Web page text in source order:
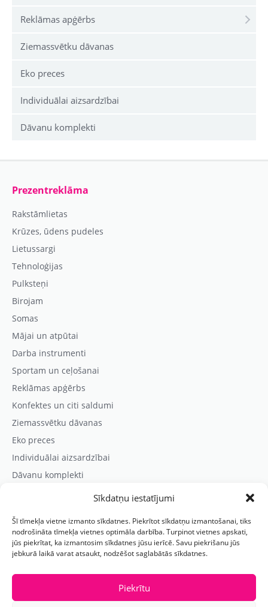
Sīkdatņu iestatījumi
Šī tīmekļa vietne izmanto sīkdatnes. Piekrītot sīkdatņu izmantošanai, tiks
nodrošināta tīmekļa vietnes optimāla darbība. Turpinot vietnes apskati,
jūs piekrītat, ka izmantosim sīkdatnes jūsu ierīcē. Savu piekrišanu jūs
jebkurā laikā varat atsaukt, nodzēšot saglabātās sīkdatnes.
Piekrītu
Reklāmas apģērbs
Ziemassvētku dāvanas
Eko preces
Individuālai aizsardzībai
Dāvanu komplekti
Prezentreklāma
Rakstāmlietas
Krūzes, ūdens pudeles
Lietussargi
Tehnoloģijas
Pulksteņi
Birojam
Somas
Mājai un atpūtai
Darba instrumenti
Sportam un ceļošanai
Reklāmas apģērbs
Konfektes un citi saldumi
Ziemassvētku dāvanas
Eko preces
Individuālai aizsardzībai
Dāvanu komplekti
Kontaktinformācija
Prezentreklāmas aģentūra “PARIS”
Reģ.nr.: 40103625328